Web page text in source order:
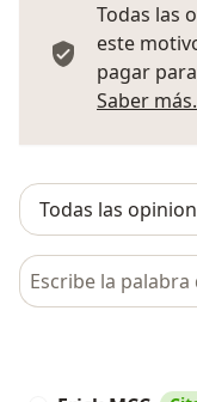
Todas las
este
pagar
Saber más.
Busca en opiniones